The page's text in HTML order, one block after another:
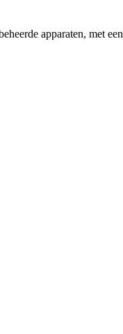
apparaten, met